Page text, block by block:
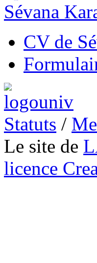
Sévana
CV de
Statuts /
Le site de
licence